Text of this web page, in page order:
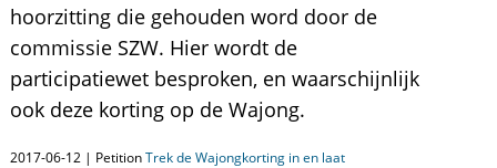
hoorzitting die gehouden word door de
commissie SZW. Hier wordt de
participatiewet besproken, en waarschijnlijk
ook deze korting op de Wajong.
2017-06-12 | PetitionTrek de Wajongkorting in en laat